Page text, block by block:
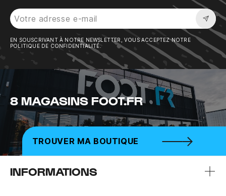
EN SOUSCRIVANT À NOTRE NEWSLETTER, VOUS ACCEPTEZ NOTRE
POLITIQUE DE CONFIDENTIALITÉ.
8 MAGASINS FOOT.FR
TROUVER MA BOUTIQUE
INFORMATIONS